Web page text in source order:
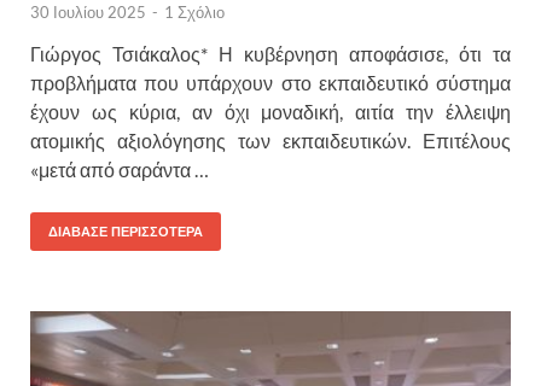
30 Ιουλίου 2025 - 1 Σχόλιο
Γιώργος Τσιάκαλος* Η κυβέρνηση αποφάσισε, ότι τα
προβλήματα που υπάρχουν στο εκπαιδευτικό σύστημα
έχουν ως κύρια, αν όχι μοναδική, αιτία την έλλειψη
ατομικής αξιολόγησης των εκπαιδευτικών. Επιτέλους
«μετά από σαράντα …
ΔΙΑΒΑΣΕ ΠΕΡΙΣΣΟΤΕΡΑ